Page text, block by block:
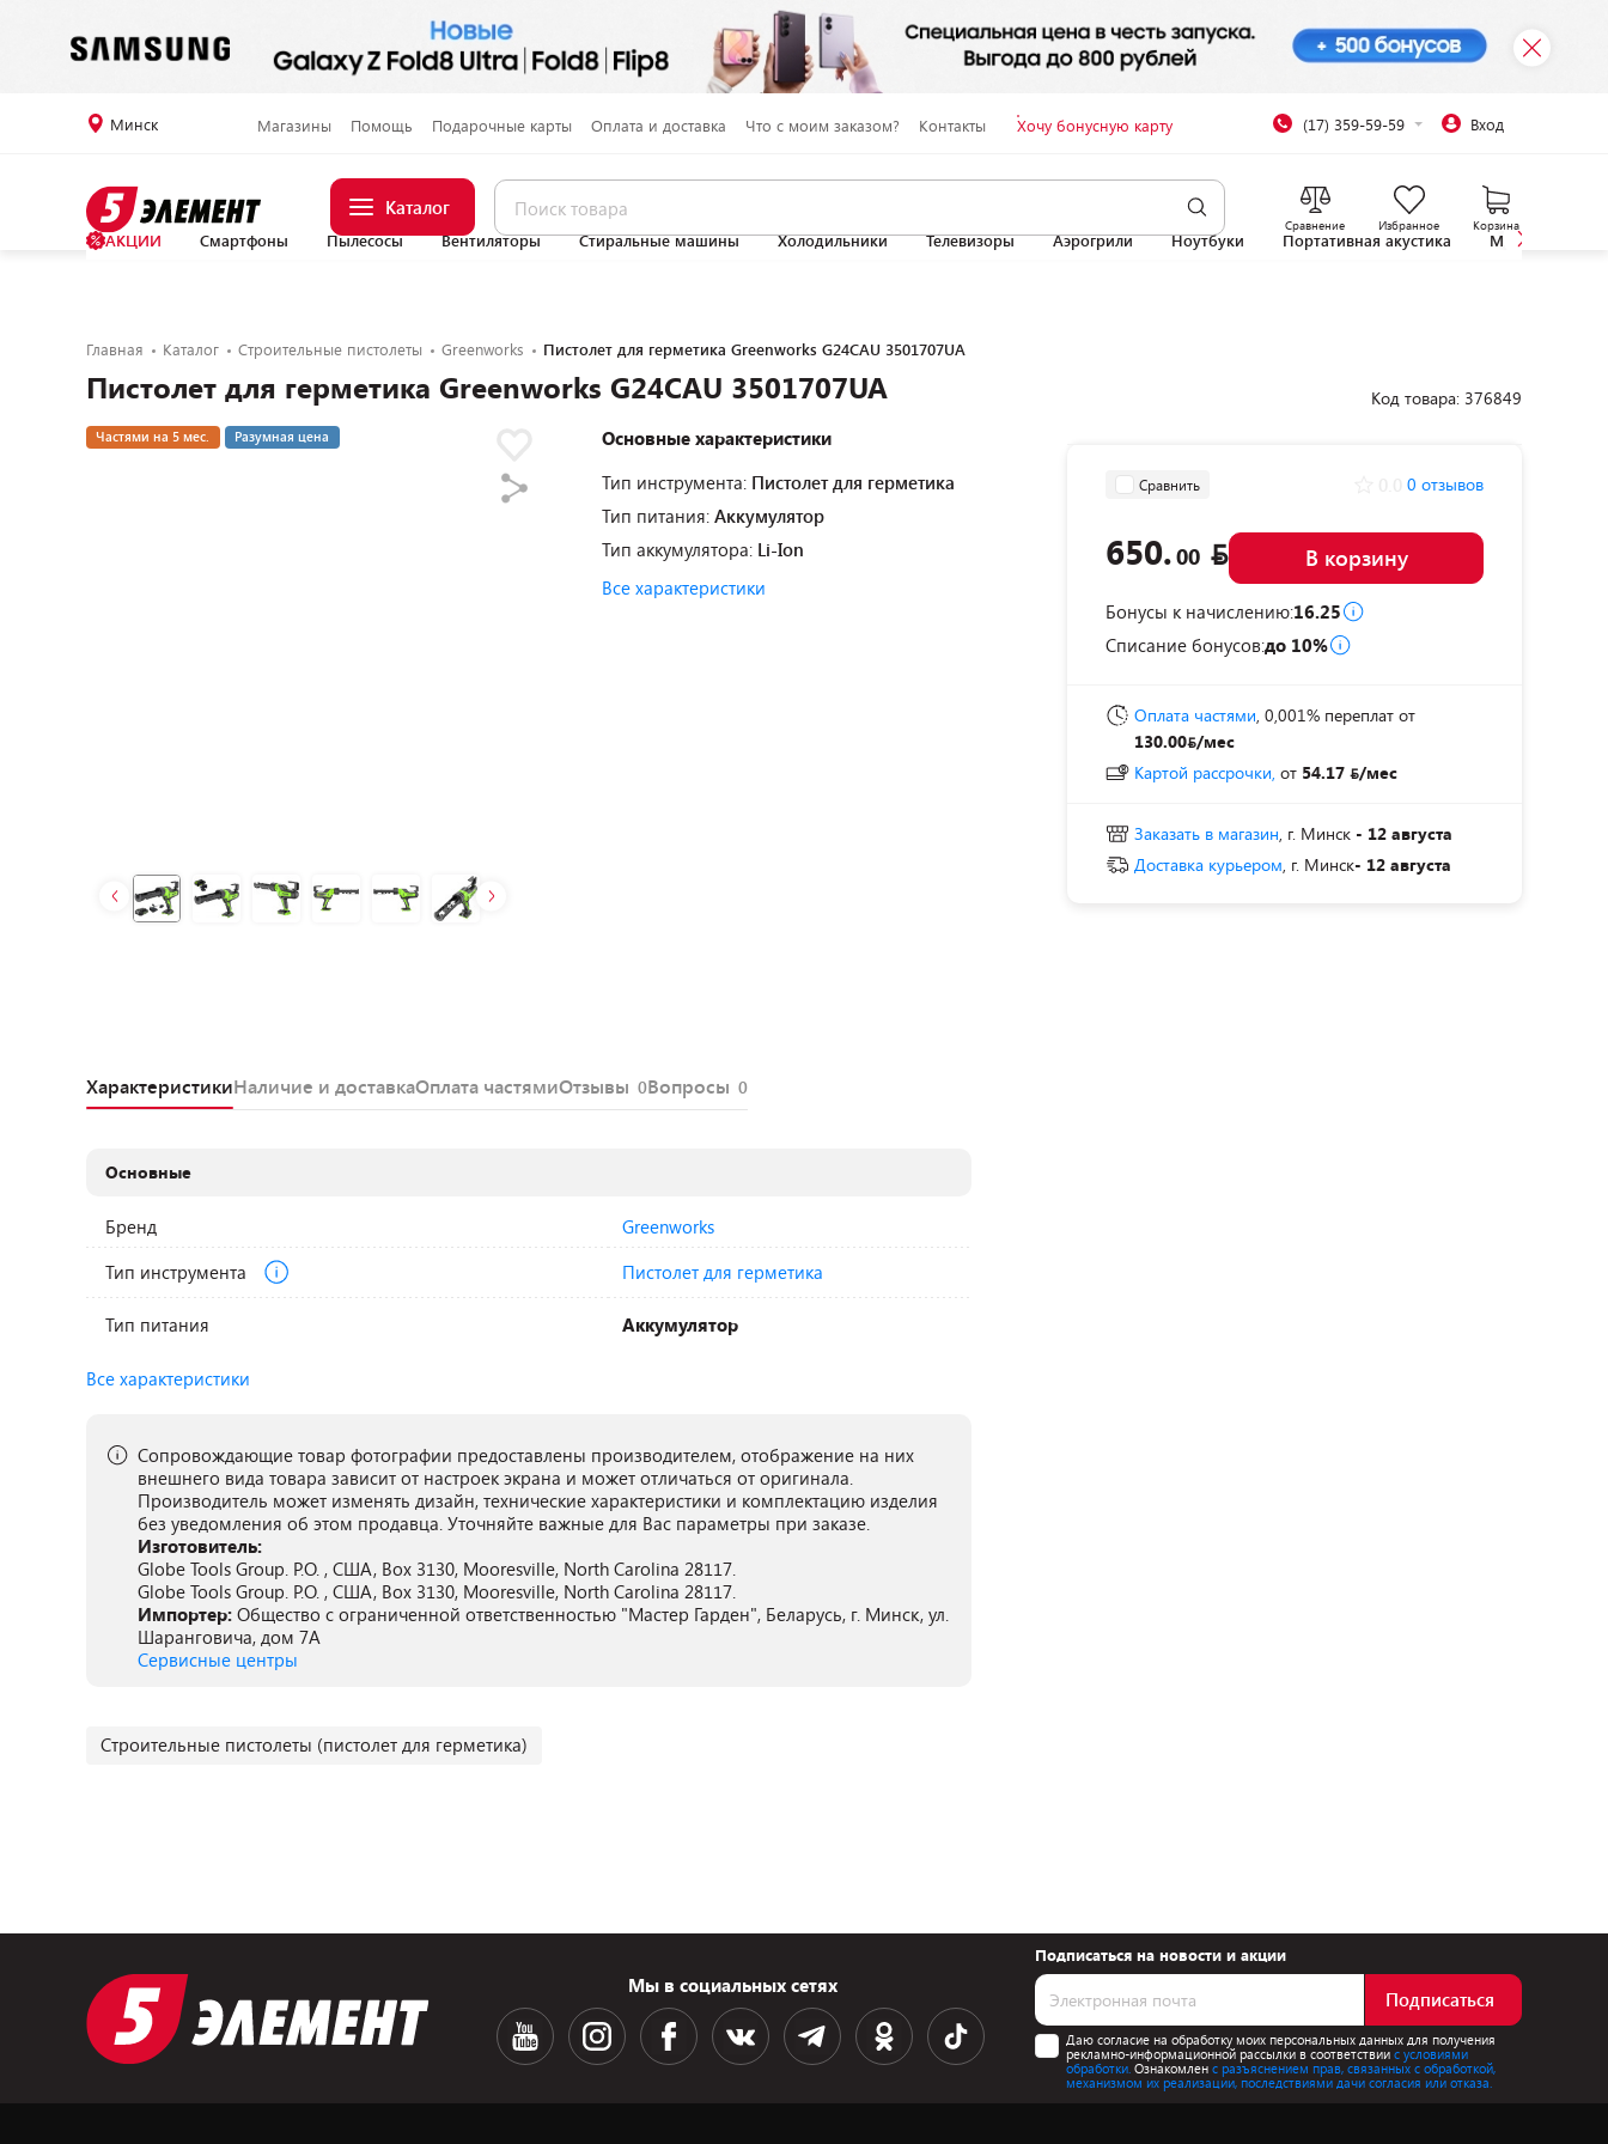
Минск Магазины Помощь Подарочные карты Оплата и доставка Что с моим заказом? Контакты Хочу бонусную карту (17) 359-59-59 Вход
Каталог
Сравнение Избранное Корзина
АКЦИИ Смартфоны Пылесосы Вентиляторы Стиральные машины Холодильники Телевизоры Аэрогрили Ноутбуки Портативная акустика
Главная Каталог Строительные пистолеты Greenworks Пистолет для герметика Greenworks G24CAU 3501707UA
Пистолет для герметика Greenworks G24CAU 3501707UA
Частями на 5 мес. Разумная цена
Основные характеристики
Тип инструмента: Пистолет для герметика
Тип питания: Аккумулятор
Тип аккумулятора: Li-Ion
Все характеристики
Код товара: 376849
Сравнить 0 отзывов
650.00 В корзину
Бонусы к начислению:16.25
Списание бонусов:до 10%
Оплата частями, 0,001% переплат от
130.00 /мес
Картой рассрочки, от 54.17 /мес
Заказать в магазин, г. Минск - 12 августа
Доставка курьером, г. Минск- 12 августа
ХарактеристикиНаличие и доставкаОплата частямиОтзывы 0Вопросы 0
Основные
Бренд
Greenworks
Тип инструмента
Пистолет для герметика
Тип питания Аккумулятор
Все характеристики
Сопровождающие товар фотографии предоставлены производителем, отображение на них
внешнего вида товара зависит от настроек экрана и может отличаться от оригинала.
Производитель может изменять дизайн, технические характеристики и комплектацию изделия
без уведомления об этом продавца. Уточняйте важные для Вас параметры при заказе.
Изготовитель:
Globe Tools Group. P.O. , США, Box 3130, Mooresville, North Carolina 28117.
Globe Tools Group. P.O. , США, Box 3130, Mooresville, North Carolina 28117.
Импортер: Общество с ограниченной ответственностью "Мастер Гарден", Беларусь, г. Минск, ул.
Шаранговича, дом 7А
Сервисные центры
Строительные пистолеты (пистолет для герметика)
Мы в социальных сетях
Подписаться на новости и акции
Подписаться
Даю согласие на обработку моих персональных данных для получения
рекламно-информационной рассылки в соответствиис условиями
обработки. Ознакомлен с разъяснением прав, связанных с обработкой,
механизмом их реализации, последствиями дачи согласия или отказа.